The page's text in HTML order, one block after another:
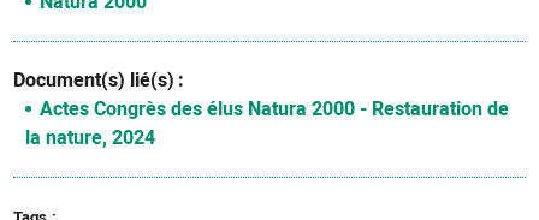
Document(s) lié(s)
Actes Congrès des élus Natura 2000 - Restauration de
la nature, 2024